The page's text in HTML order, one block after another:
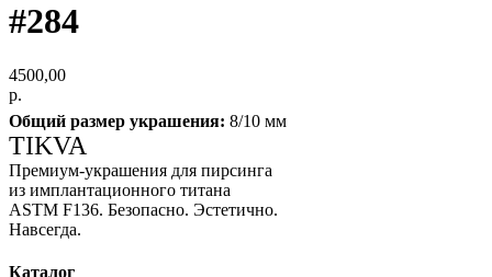
#284
4500,00
р.
Общий размер украшения: 8/10 мм
TIKVA
Премиум-украшения для пирсинга
из имплантационного титана
ASTM F136. Безопасно. Эстетично.
Навсегда.
Каталог